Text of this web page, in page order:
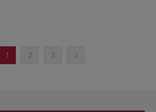
1 2 3